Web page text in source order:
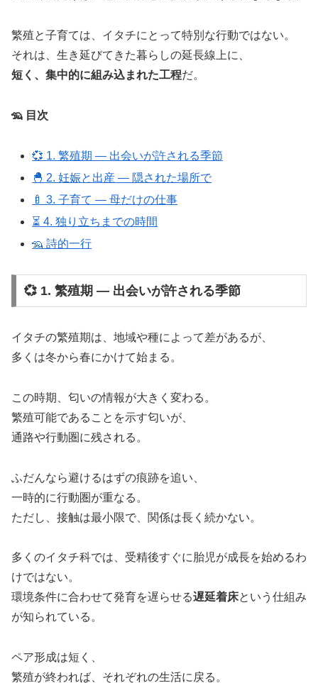
繁殖と子育ては、イタチにとって特別な行動ではない。
それは、生き延びてきた暮らしの延長線上に、
短く、集中的に組み込まれた工程だ。
🦡 目次
💞 1. 繁殖期 ― 出会いが許される季節
🐣 2. 妊娠と出産 ― 隠された場所で
🍼 3. 子育て ― 母だけの仕事
⏳ 4. 独り立ちまでの時間
🦡 詩的一行
💞 1. 繁殖期 ― 出会いが許される季節
イタチの繁殖期は、地域や種によって差があるが、
多くは冬から春にかけて始まる。
この時期、匂いの情報が大きく変わる。
繁殖可能であることを示す匂いが、
通路や行動圏に残される。
ふだんなら避けるはずの痕跡を追い、
一時的に行動圏が重なる。
ただし、接触は最小限で、関係は長く続かない。
多くのイタチ科では、受精後すぐに胎児が成長を始めるわ
けではない。
環境条件に合わせて発育を遅らせる遅延着床という仕組み
が知られている。
ペア形成は短く、
繁殖が終われば、それぞれの生活に戻る。